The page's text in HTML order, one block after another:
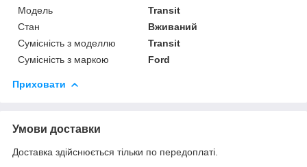
Модель
Transit
Стан
Вживаний
Сумісність з моделлю
Transit
Сумісність з маркою
Ford
Приховати
Умови доставки
Доставка здійснюється тільки по передоплаті.